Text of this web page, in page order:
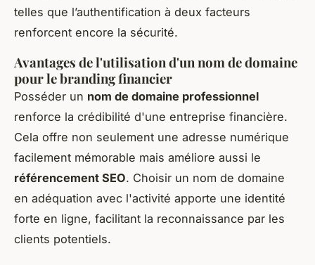
telles que l’authentification à deux facteurs
renforcent encore la sécurité.
Avantages de l'utilisation d'un nom de domaine
pour le branding financier
Posséder un nom de domaine professionnel
renforce la crédibilité d'une entreprise financière.
Cela offre non seulement une adresse numérique
facilement mémorable mais améliore aussi le
référencement SEO. Choisir un nom de domaine
en adéquation avec l'activité apporte une identité
forte en ligne, facilitant la reconnaissance par les
clients potentiels.